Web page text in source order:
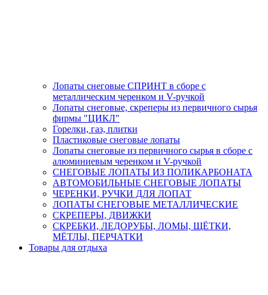
Лопаты снеговые СПРИНТ в сборе с
металлическим черенком и V-ручкой
Лопаты снеговые, скреперы из первичного сырья
фирмы "ЦИКЛ"
Горелки, газ, плитки
Пластиковые снеговые лопаты
Лопаты снеговые из первичного сырья в сборе с
алюминиевым черенком и V-ручкой
СНЕГОВЫЕ ЛОПАТЫ ИЗ ПОЛИКАРБОНАТА
АВТОМОБИЛЬНЫЕ СНЕГОВЫЕ ЛОПАТЫ
ЧЕРЕНКИ, РУЧКИ ДЛЯ ЛОПАТ
ЛОПАТЫ СНЕГОВЫЕ МЕТАЛЛИЧЕСКИЕ
СКРЕПЕРЫ, ДВИЖКИ
СКРЕБКИ, ЛЕДОРУБЫ, ЛОМЫ, ЩЁТКИ,
МЁТЛЫ, ПЕРЧАТКИ
Товары для отдыха